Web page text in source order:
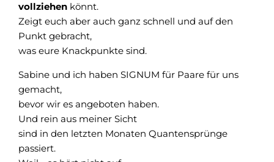
vollziehen könnt.
Zeigt euch aber auch ganz schnell und auf den
Punkt gebracht,
was eure Knackpunkte sind.
Sabine und ich haben SIGNUM für Paare für uns
gemacht,
bevor wir es angeboten haben.
Und rein aus meiner Sicht
sind in den letzten Monaten Quantensprünge
passiert.